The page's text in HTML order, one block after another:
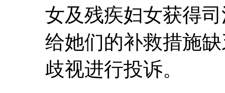
女及残疾妇女获得
给她们的补救措施
歧视进行投诉。